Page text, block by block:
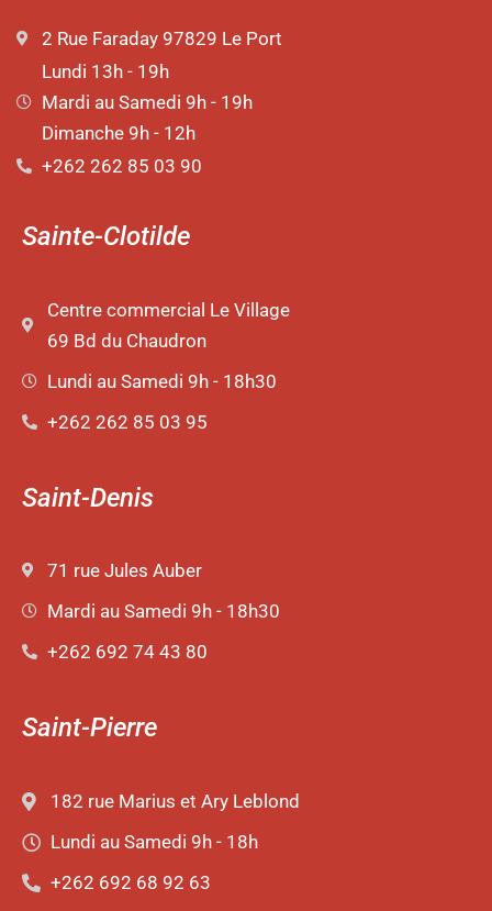
2 Rue Faraday 97829 Le Port
Lundi 13h - 19h
Mardi au Samedi 9h - 19h
Dimanche 9h - 12h
+262 262 85 03 90
Sainte-Clotilde
Centre commercial Le Village
69 Bd du Chaudron
Lundi au Samedi 9h - 18h30
+262 262 85 03 95
Saint-Denis
71 rue Jules Auber
Mardi au Samedi 9h - 18h30
+262 692 74 43 80
Saint-Pierre
182 rue Marius et Ary Leblond
Lundi au Samedi 9h - 18h
+262 692 68 92 63